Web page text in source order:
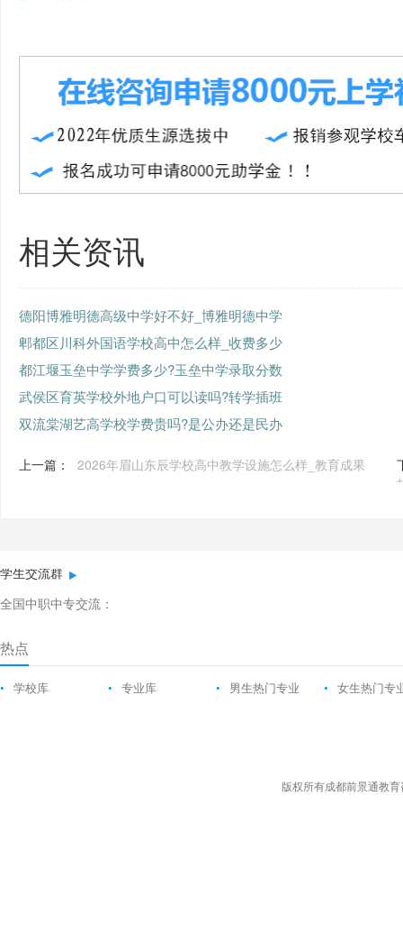
相关资讯
德阳博雅明德高级中学好不好_博雅明德中学
郫都区川科外国语学校高中怎么样_收费多少
都江堰玉垒中学学费多少?玉垒中学录取分数
武侯区育英学校外地户口可以读吗?转学插班
双流棠湖艺高学校学费贵吗?是公办还是民办
上一篇： 2026年眉山东辰学校高中教学设施怎么样_教育成果
学生交流群
全国中职中专交流：
热点
• 学校库 • 专业库 • 男生热门专业 • 女生热门专
版权所有成都前景通教